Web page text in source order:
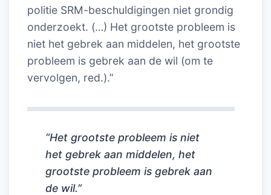
politie SRM-beschuldigingen niet grondig
onderzoekt. (…) Het grootste probleem is
niet het gebrek aan middelen, het grootste
probleem is gebrek aan de wil (om te
vervolgen, red.).”
“Het grootste probleem is niet
het gebrek aan middelen, het
grootste probleem is gebrek aan
de wil.”